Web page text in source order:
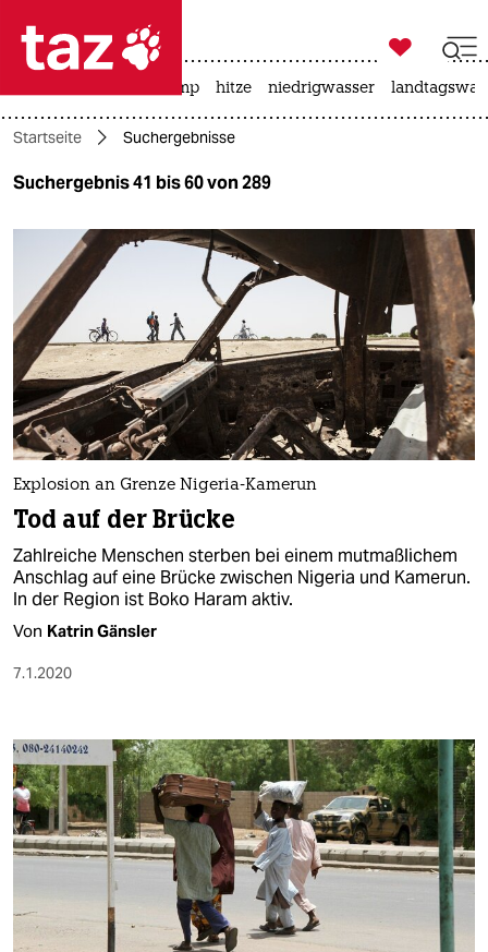
 taz zahl ich
taz zahl ich
themen
politik
öko
gesellschaft
kultur
sport
berlin
wahrheit
verlag
verlag
shop
fragen & hilfe
unterstützen
genossenschaft

taz zahl ich
usa unter trump hitze niedrigwasser
Startseite Suchergebnisse
Suchergebnis 41 bis 60 von 289
Explosion an Grenze Nigeria-Kamerun
Tod auf der Brücke
Zahlreiche Menschen sterben bei einem mutmaßlichem
Anschlag auf eine Brücke zwischen Nigeria und Kamerun.
In der Region ist Boko Haram aktiv.
Von Katrin Gänsler
7.1.2020